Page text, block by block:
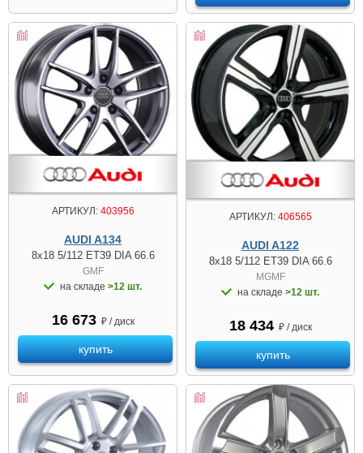
АРТИКУЛ:403956
AUDI A134
8x18 5/112 ET39 DIA 66.6
GMF
на складе >12 шт.
16 673 ₽ / диск
купить
АРТИКУЛ:406565
AUDI A122
8x18 5/112 ET39 DIA 66.6
MGMF
на складе >12 шт.
18 434 ₽ / диск
купить